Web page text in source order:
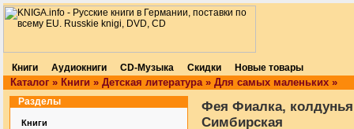
Книги Аудиокниги CD-Музыка Скидки Новые товары
Каталог » Книги » Детская литература» Для самых маленьких »
Разделы
Книги
Фея Фиалка,
Симбирская